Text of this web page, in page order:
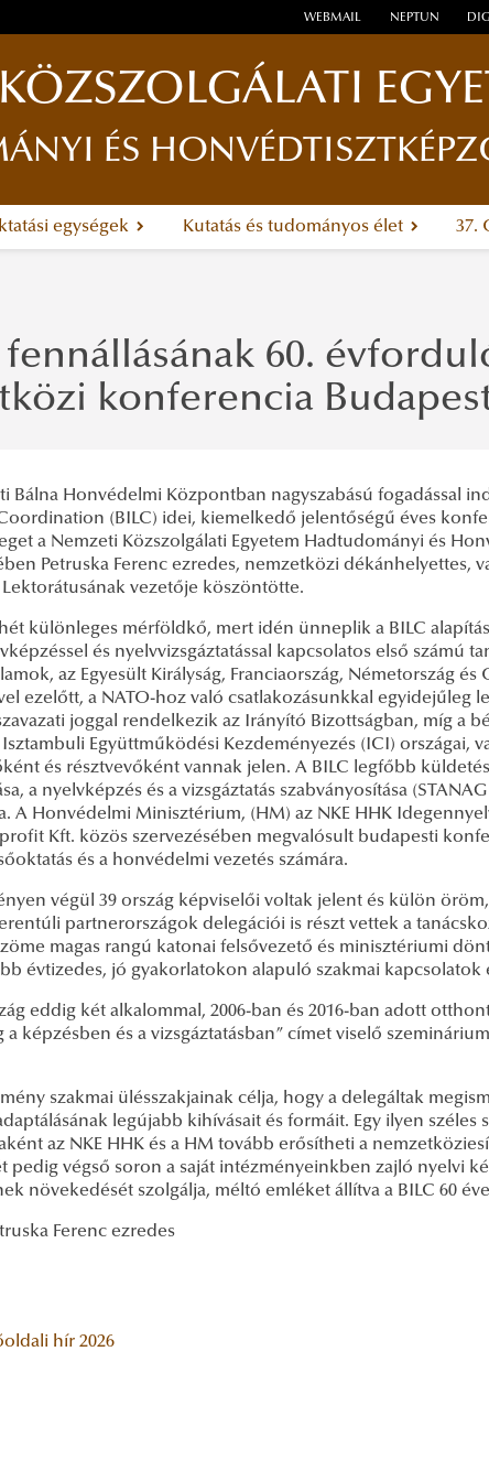
WEBMAIL NEPTUN
ÉS
egységek Kutatás és tudományos élet 37.
fennállásának 60.
konferencia
Bálna Honvédelmi Központban nagyszabású fogadással
(BILC) idei, kiemelkedő jelentőségű éves
a Nemzeti Közszolgálati Egyetem Hadtudományi és
Petruska Ferenc ezredes, nemzetközi dékánhelyettes,
Lektorátusának vezetője köszöntötte.
különleges mérföldkő, mert idén ünneplik a BILC
és nyelvvizsgáztatással kapcsolatos első számú
az Egyesült Királyság, Franciaország, Németország
ezelőtt, a NATO-hoz való csatlakozásunkkal egyidejűleg
joggal rendelkezik az Irányító Bizottságban, míg a
Isztambuli Együttműködési Kezdeményezés (ICI) országai,
és résztvevőként vannak jelen. A BILC legfőbb
a nyelvképzés és a vizsgáztatás szabványosítása
A Honvédelmi Minisztérium, (HM) az NKE HHK
Kft. közös szervezésében megvalósult budapesti
és a honvédelmi vezetés számára.
végül 39 ország képviselői voltak jelent és külön
partnerországok delegációi is részt vettek a
magas rangú katonai felsővezető és minisztériumi
évtizedes, jó gyakorlatokon alapuló szakmai kapcsolatok
eddig két alkalommal, 2006-ban és 2016-ban adott
a képzésben és a vizsgáztatásban” címet viselő
szakmai ülésszakjainak célja, hogy a delegáltak
legújabb kihívásait és formáit. Egy ilyen
az NKE HHK és a HM tovább erősítheti a
pedig végső soron a saját intézményeinkben zajló nyelvi
növekedését szolgálja, méltó emléket állítva a BILC 60
Ferenc ezredes
hír 2026